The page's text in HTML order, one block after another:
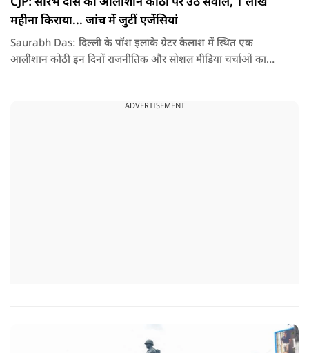
महीना किराया... जांच में जुटीं एजेंसियां
Saurabh Das: दिल्ली के पॉश इलाके ग्रेटर कैलाश में स्थित एक
आलीशान कोठी इन दिनों राजनीतिक और सोशल मीडिया चर्चाओं का
ADVERTISEMENT